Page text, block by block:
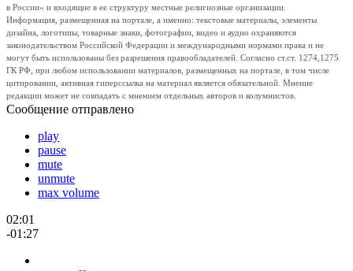
в России» и входящие в ее структуру местные религиозные организации.
Информация, размещенная на портале, а именно: текстовые материалы, элементы
дизайна, логотипы, товарные знаки, фотографии, видео и аудио охраняются
законодательством Российской Федерации и международными нормами права и не
могут быть использованы без разрешения правообладателей. Согласно ст.ст. 1274,1275
ГК РФ, при любом использовании материалов, размещенных на портале, в том числе
цитировании, активная гиперссылка на материал является обязательной. Мнение
редакции может не совпадать с мнением отдельных авторов и колумнистов.
Сообщение отправлено
play
pause
mute
unmute
max volume
02:01
-01:27